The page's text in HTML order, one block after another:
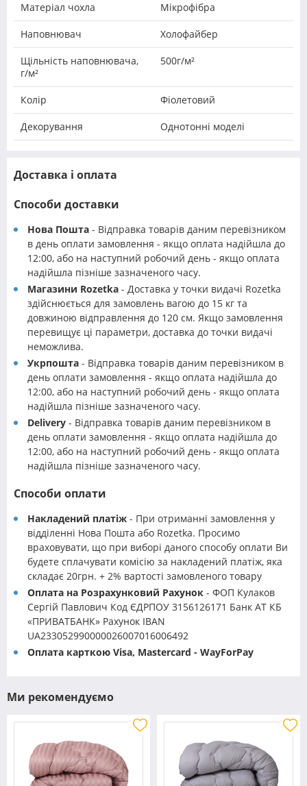
Матеріал чохла Мікрофібра
Наповнювач Холофайбер
Щільність наповнювача,
г/м²
500г/м²
Колір Фіолетовий
Декорування Однотонні моделі
Доставка і оплата
Способи доставки
Нова Пошта - Відправка товарів даним перевізником
в день оплати замовлення - якщо оплата надійшла до
12:00, або на наступний робочий день - якщо оплата
надійшла пізніше зазначеного часу.
Магазини Rozetka - Доставка у точки видачі Rozetka
здійснюється для замовлень вагою до 15 кг та
довжиною відправлення до 120 см. Якщо замовлення
перевищує ці параметри, доставка до точки видачі
неможлива.
Укрпошта - Відправка товарів даним перевізником в
день оплати замовлення - якщо оплата надійшла до
12:00, або на наступний робочий день - якщо оплата
надійшла пізніше зазначеного часу.
Delivery - Відправка товарів даним перевізником в
день оплати замовлення - якщо оплата надійшла до
12:00, або на наступний робочий день - якщо оплата
надійшла пізніше зазначеного часу.
Способи оплати
Накладений платіж - При отриманні замовлення у
відділенні Нова Пошта або Rozetka. Просимо
враховувати, що при виборі даного способу оплати Ви
будете сплачувати комісію за накладений платіж, яка
складає 20грн. + 2% вартості замовленого товару
Оплата на Розрахунковий Рахунок - ФОП Кулаков
Сергій Павлович Код ЄДРПОУ 3156126171 Банк АТ КБ
«ПРИВАТБАНК» Рахунок IBAN
UA233052990000026007016006492
Оплата карткою Visa, Mastercard - WayForPay
Ми рекомендуємо